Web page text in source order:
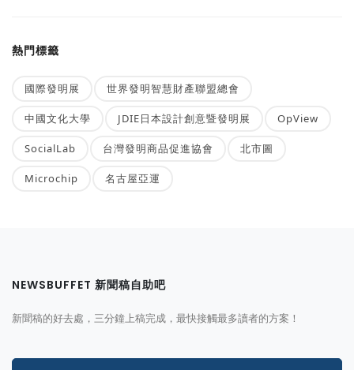
熱門標籤
國際發明展 世界發明智慧財產聯盟總會
中國文化大學 JDIE日本設計創意暨發明展 OpView
SocialLab 台灣發明商品促進協會 北市圖
Microchip 名古屋亞運
NEWSBUFFET 新聞稿自助吧
新聞稿的好去處，三分鐘上稿完成，最快接觸最多讀者的方案！